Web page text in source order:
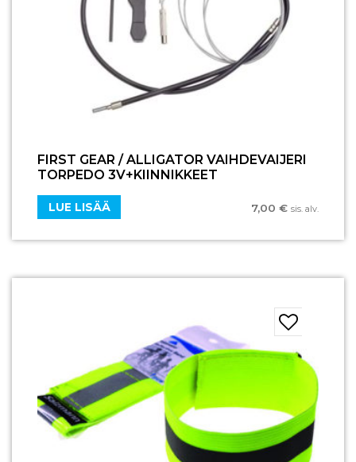
FIRST GEAR / ALLIGATOR VAIHDEVAIJERI
TORPEDO 3V+KIINNIKKEET
7,00 € sis. alv.
LUE LISÄÄ